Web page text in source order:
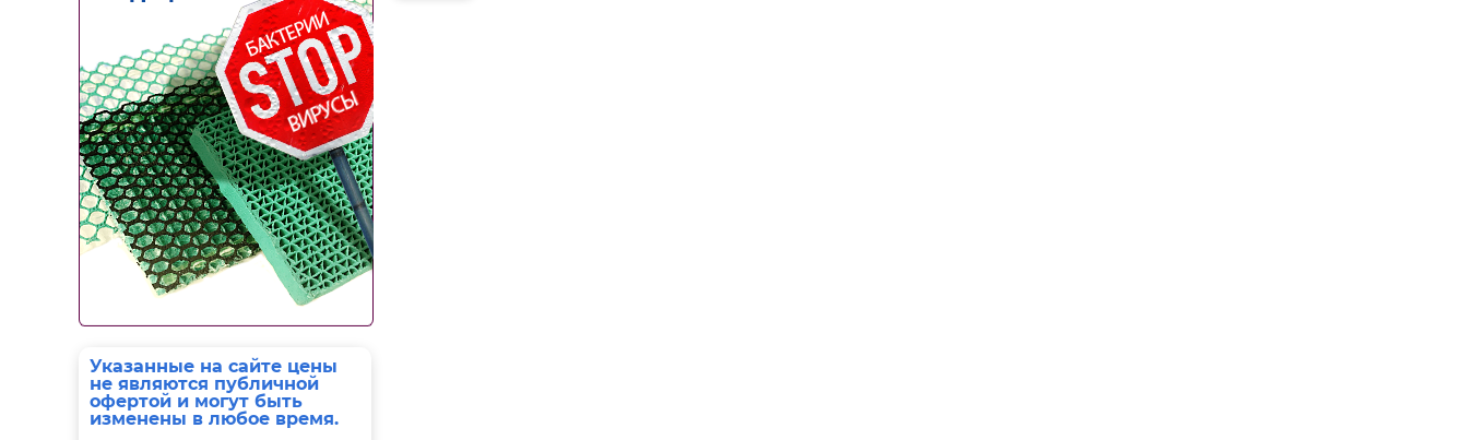
Указанные на сайте цены
не являются публичной
офертой и могут быть
изменены в любое время.